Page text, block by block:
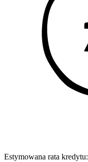
Estymowana rata kredytu: